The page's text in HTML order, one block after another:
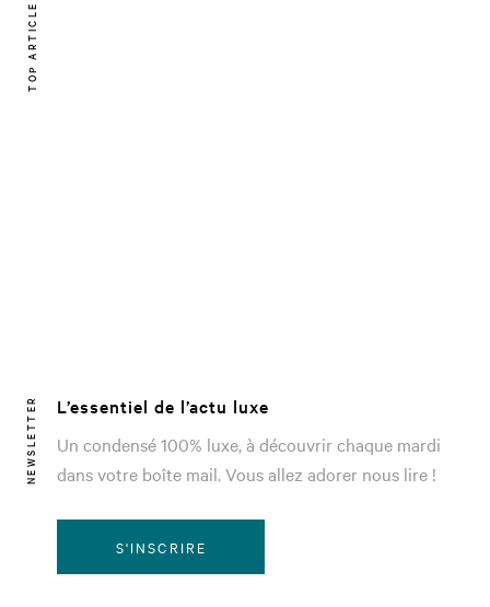
TOP ARTICLE
NEWSLETTER
L’essentiel de l’actu luxe
Un condensé 100% luxe, à découvrir chaque mardi
dans votre boîte mail. Vous allez adorer nous lire !
S'INSCRIRE